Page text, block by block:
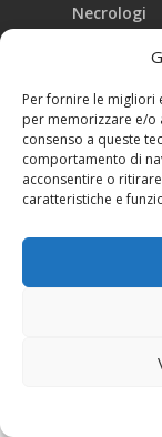
Per fornire le migliori
per memorizzare e/o
consenso a queste
comportamento di
acconsentire o
caratteristiche e
Necrologi
Necrologi
Realizzazione
Casale